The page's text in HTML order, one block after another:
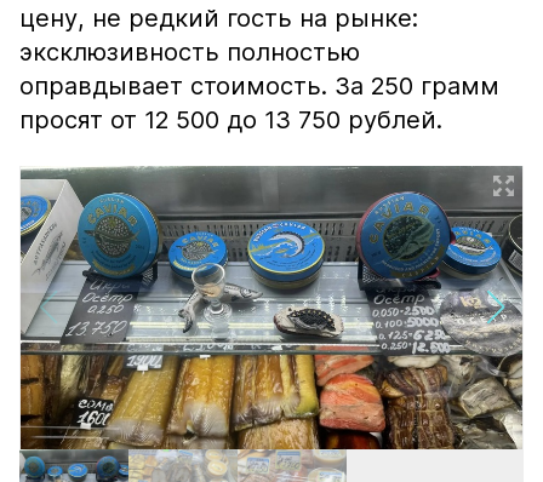
цену, не редкий гость на рынке:
эксклюзивность полностью
оправдывает стоимость. За 250 грамм
просят от 12 500 до 13 750 рублей.